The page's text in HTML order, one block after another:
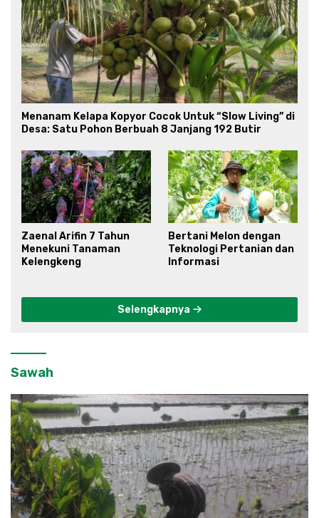
Menanam Kelapa Kopyor Cocok Untuk “Slow Living” di
Desa: Satu Pohon Berbuah 8 Janjang 192 Butir
Zaenal Arifin 7 Tahun
Menekuni Tanaman
Kelengkeng
Bertani Melon dengan
Teknologi Pertanian dan
Informasi
Selengkapnya
Sawah